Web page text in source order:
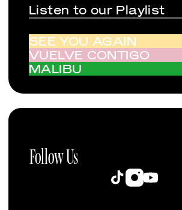
Listen to our Playlist
SEE YOU AGAIN
VUELVE CONTIGO
MALIBU
Follow Us
TikTokInstagram
YouTube